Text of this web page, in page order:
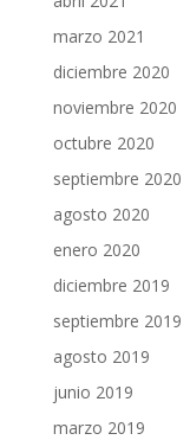
marzo 2021
diciembre 2020
noviembre 2020
octubre 2020
septiembre 2020
agosto 2020
enero 2020
diciembre 2019
septiembre 2019
agosto 2019
junio 2019
marzo 2019